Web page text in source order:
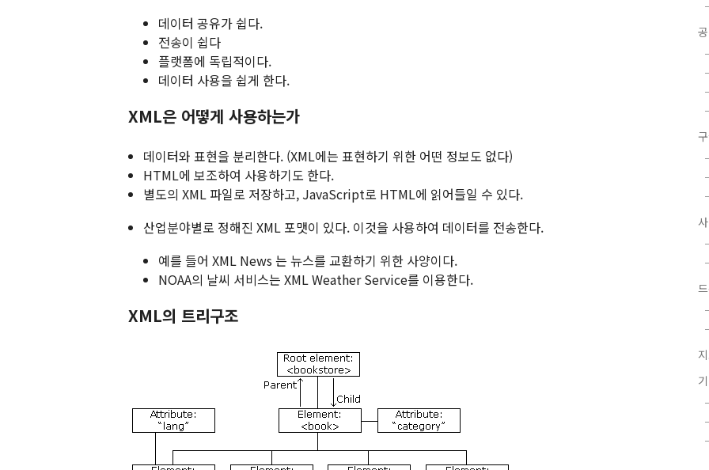
데이터 공유가 쉽다.
전송이 쉽다
플랫폼에 독립적이다.
데이터 사용을 쉽게 한다.
XML은 어떻게 사용하는가
데이터와 표현을 분리한다. (XML에는 표현하기 위한 어떤 정보도 없다)
HTML에 보조하여 사용하기도 한다.
별도의 XML 파일로 저장하고, JavaScript로 HTML에 읽어들일 수 있다.
산업분야별로 정해진 XML 포맷이 있다. 이것을 사용하여 데이터를 전송한다.
예를 들어 XML News 는 뉴스를 교환하기 위한 사양이다.
NOAA의 날씨 서비스는 XML Weather Service를 이용한다.
XML의 트리구조